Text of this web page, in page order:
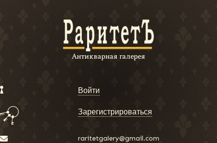
Войти
Зарегистрироваться
raritetgalery@gmail.com